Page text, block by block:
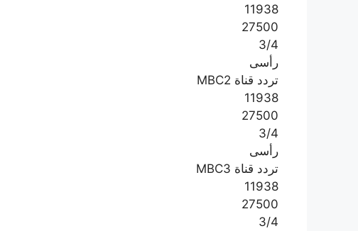
11938
27500
3/4
رأسى
تردد قناة MBC2
11938
27500
3/4
رأسى
تردد قناة MBC3
11938
27500
3/4